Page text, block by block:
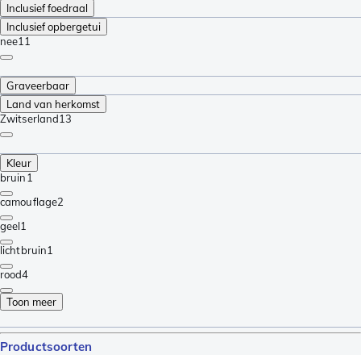
Inclusief foedraal
Inclusief opbergetui
nee11
Graveerbaar
Land van herkomst
Zwitserland13
Kleur
bruin1
camouflage2
geel1
lichtbruin1
rood4
Toon meer
Productsoorten